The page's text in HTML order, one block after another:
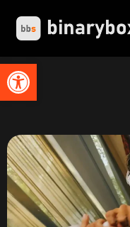
Abrir barra de herramientas